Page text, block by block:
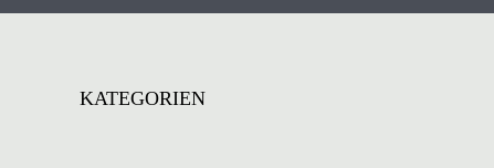
KATEGORIEN